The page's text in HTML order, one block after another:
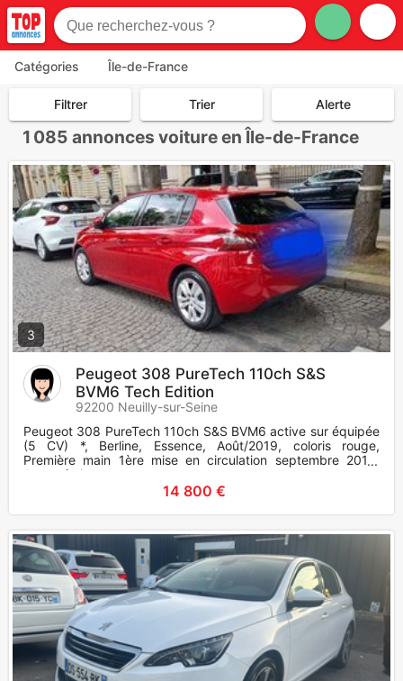
Catégories Île-de-France
Filtrer Trier Alerte
1 085 annonces voiture en Île-de-France
3
Peugeot 308 PureTech 110ch S&S
BVM6 Tech Edition
92200 Neuilly-sur-Seine
Peugeot 308 PureTech 110ch S&S BVM6 active sur équipée
(5 CV) *, Berline, Essence, Août/2019, coloris rouge,
Première main 1ère mise en circulation septembre 2019.
Aucun frais a
14 800 €